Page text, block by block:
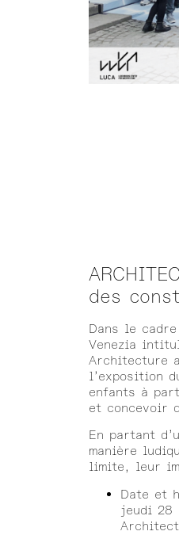
des
Dans le
Venezia
Architecture
l’exposition
enfants à
et concevoir
En partant
manière
limite, leur
Date et
jeudi 28